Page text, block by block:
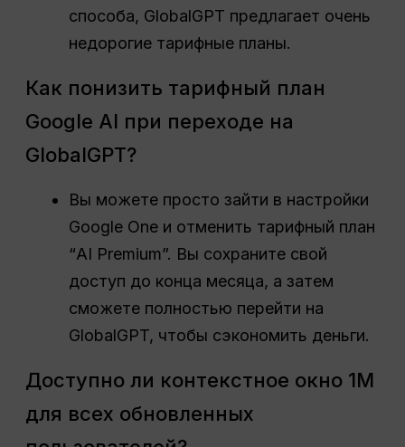
способа, GlobalGPT предлагает очень
недорогие тарифные планы.
Как понизить тарифный план
Google AI при переходе на
GlobalGPT?
Вы можете просто зайти в настройки
Google One и отменить тарифный план
“AI Premium”. Вы сохраните свой
доступ до конца месяца, а затем
сможете полностью перейти на
GlobalGPT, чтобы сэкономить деньги.
Доступно ли контекстное окно 1M
для всех обновленных